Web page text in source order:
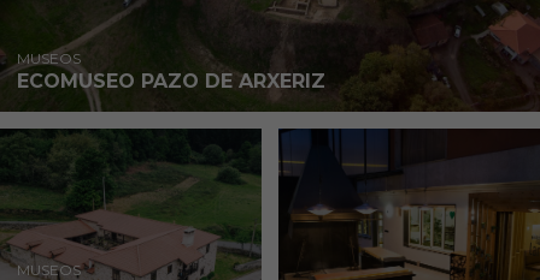
MUSEOS
ECOMUSEO PAZO DE ARXERIZ
MUSEOS